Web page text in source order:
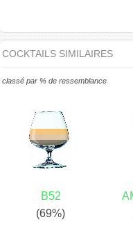
COCKTAILS SIMILAIRES
classé par % de ressemblance
B52
(69%)